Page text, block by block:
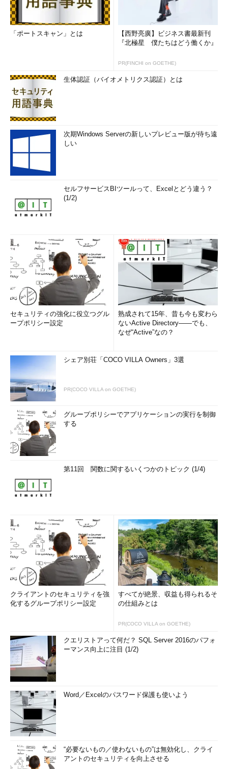
「ポートスキャン」とは
【西野亮廣】ビジネス書最新刊
『北極星 僕たちはどう働くか』
PR(FINCHI on GOETHE)
生体認証（バイオメトリクス認証）とは
次期Windows Serverの新しいプレビュー版が待ち遠
しい
セルフサービスBIツールって、Excelとどう違う？
(1/2)
セキュリティの強化に役立つグル
ープポリシー設定
熟成されて15年、昔も今も変わら
ないActive Directory――でも、
なぜ“Active”なの？
シェア別荘「COCO VILLA Owners」3選
PR(COCO VILLA on GOETHE)
グループポリシーでアプリケーションの実行を制御
する
第11回 関数に関するいくつかのトピック (1/4)
クライアントのセキュリティを強
化するグループポリシー設定
すべてが絶景、収益も得られるそ
の仕組みとは
PR(COCO VILLA on GOETHE)
クエリストアって何だ？ SQL Server 2016のパフォ
ーマンス向上に注目 (1/2)
Word／Excelのパスワード保護も使いよう
“必要ないもの／使わないもの”は無効化し、クライ
アントのセキュリティを向上させる